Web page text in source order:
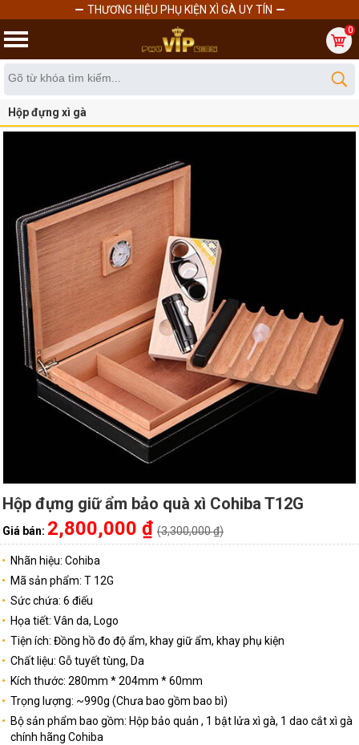
0
Hộp đựng xì gà
Hộp đựng giữ ẩm bảo quà xì Cohiba T12G
Giá bán: 2,800,000 ₫ (3,300,000 ₫)
Nhãn hiệu: Cohiba
Mã sản phẩm: T 12G
Sức chứa: 6 điếu
Họa tiết: Vân da, Logo
Tiện ích: Đồng hồ đo độ ẩm, khay giữ ẩm, khay phụ kiện
Chất liệu: Gỗ tuyết tùng, Da
Kích thước: 280mm * 204mm * 60mm
Trọng lượng: ~990g (Chưa bao gồm bao bì)
Bộ sản phẩm bao gồm: Hộp bảo quản , 1 bật lửa xì gà, 1 dao cắt xì gà
chính hãng Cohiba
THƯƠNG HIỆU PHỤ KIỆN XÌ GÀ UY TÍN